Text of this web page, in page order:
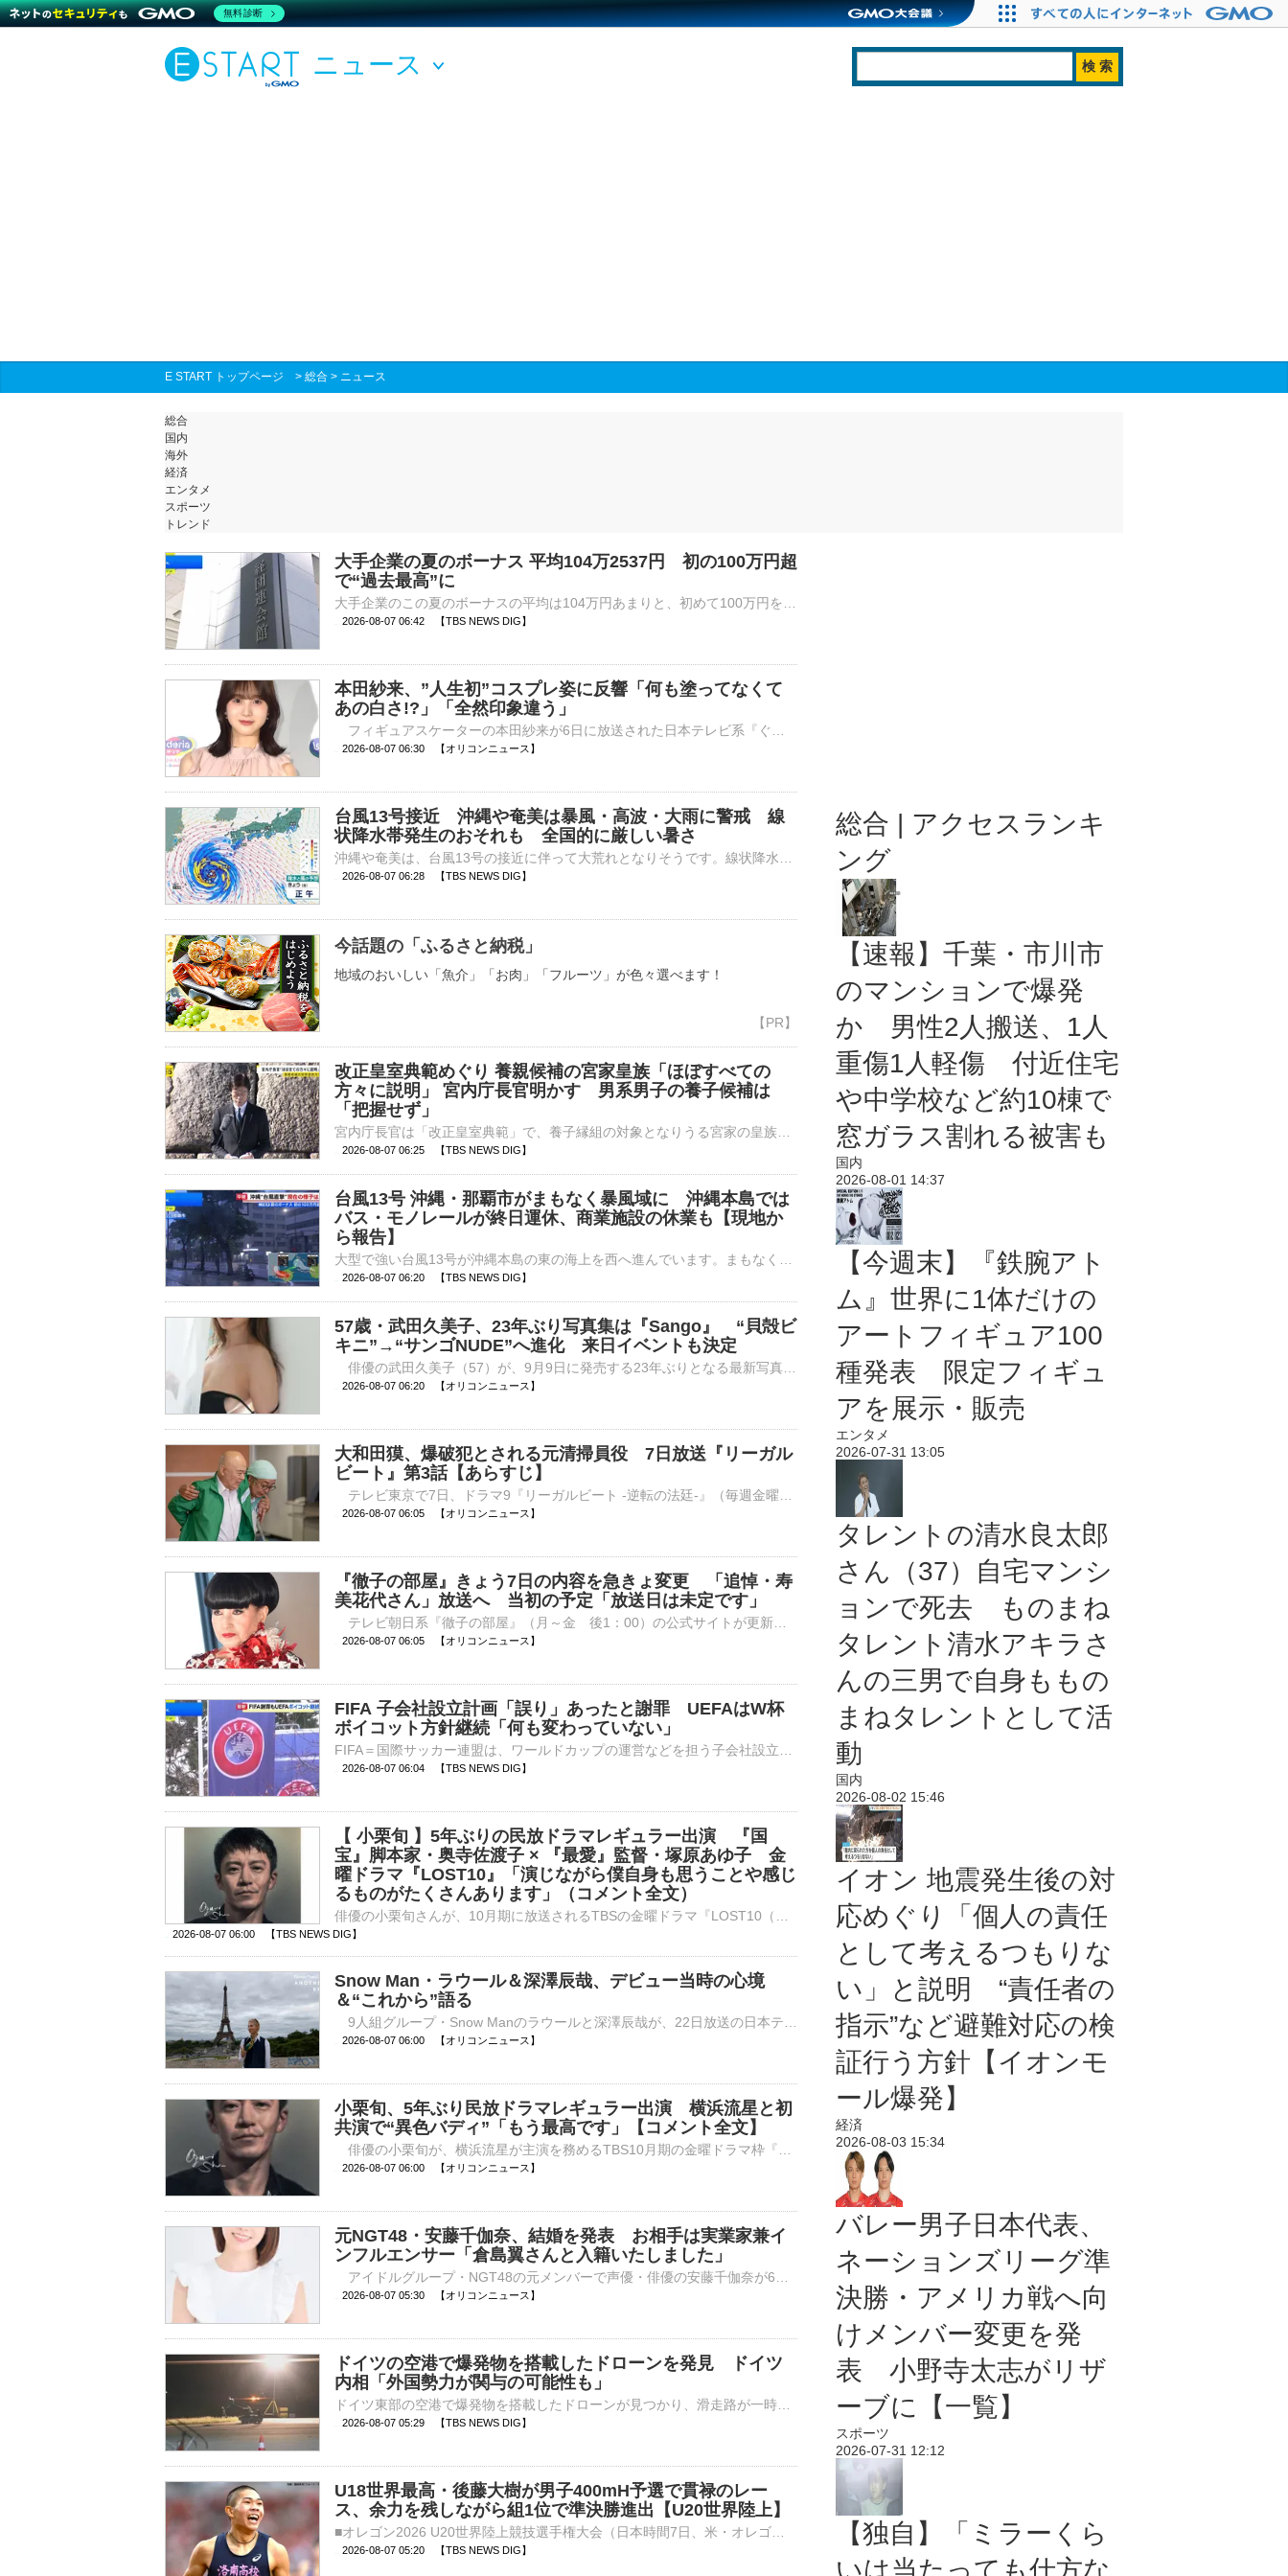
ニュース
E START トップページ > 総合 > ニュース
総合
国内
海外
経済
エンタメ
スポーツ
トレンド
大手企業の夏のボーナス 平均104万2537円 初の100万円超
で“過去最高”に
2026-08-07 06:42 【TBS NEWS DIG】
本田紗来、”人生初”コスプレ姿に反響「何も塗ってなくて
あの白さ!?」「全然印象違う」
2026-08-07 06:30 【オリコンニュース】
台風13号接近 沖縄や奄美は暴風・高波・大雨に警戒 線
状降水帯発生のおそれも 全国的に厳しい暑さ
2026-08-07 06:28 【TBS NEWS DIG】
今話題の「ふるさと納税」
地域のおいしい「魚介」「お肉」「フルーツ」が色々選べます！
改正皇室典範めぐり 養親候補の宮家皇族「ほぼすべての
方々に説明」 宮内庁長官明かす 男系男子の養子候補は
「把握せず」
2026-08-07 06:25 【TBS NEWS DIG】
台風13号 沖縄・那覇市がまもなく暴風域に 沖縄本島では
バス・モノレールが終日運休、商業施設の休業も【現地か
ら報告】
2026-08-07 06:20 【TBS NEWS DIG】
57歳・武田久美子、23年ぶり写真集は『Sango』 “貝殻ビ
キニ”→“サンゴNUDE”へ進化 来日イベントも決定
2026-08-07 06:20 【オリコンニュース】
大和田獏、爆破犯とされる元清掃員役 7日放送『リーガル
ビート』第3話【あらすじ】
2026-08-07 06:05 【オリコンニュース】
『徹子の部屋』きょう7日の内容を急きょ変更 「追悼・寿
美花代さん」放送へ 当初の予定「放送日は未定です」
2026-08-07 06:05 【オリコンニュース】
FIFA 子会社設立計画「誤り」あったと謝罪 UEFAはW杯
ボイコット方針継続「何も変わっていない」
2026-08-07 06:04 【TBS NEWS DIG】
【 小栗旬 】5年ぶりの民放ドラマレギュラー出演 『国
宝』脚本家・奥寺佐渡子 × 『最愛』監督・塚原あゆ子 金
曜ドラマ『LOST10』「演じながら僕自身も思うことや感じ
るものがたくさんあります」（コメント全文）
2026-08-07 06:00 【TBS NEWS DIG】
Snow Man・ラウール＆深澤辰哉、デビュー当時の心境
＆“これから”語る
2026-08-07 06:00 【オリコンニュース】
小栗旬、5年ぶり民放ドラマレギュラー出演 横浜流星と初
共演で“異色バディ”「もう最高です」【コメント全文】
2026-08-07 06:00 【オリコンニュース】
元NGT48・安藤千伽奈、結婚を発表 お相手は実業家兼イ
ンフルエンサー「倉島翼さんと入籍いたしました」
2026-08-07 05:30 【オリコンニュース】
ドイツの空港で爆発物を搭載したドローンを発見 ドイツ
内相「外国勢力が関与の可能性も」
2026-08-07 05:29 【TBS NEWS DIG】
U18世界最高・後藤大樹が男子400mH予選で貫禄のレー
ス、余力を残しながら組1位で準決勝進出【U20世界陸上】
2026-08-07 05:20 【TBS NEWS DIG】
総合 | アクセスランキ
ング
【速報】千葉・市川市
のマンションで爆発
か 男性2人搬送、1人
重傷1人軽傷 付近住宅
や中学校など約10棟で
窓ガラス割れる被害も
国内
2026-08-01 14:37
【今週末】『鉄腕アト
ム』世界に1体だけの
アートフィギュア100
種発表 限定フィギュ
アを展示・販売
エンタメ
2026-07-31 13:05
タレントの清水良太郎
さん（37）自宅マンシ
ョンで死去 ものまね
タレント清水アキラさ
んの三男で自身ももの
まねタレントとして活
動
国内
2026-08-02 15:46
イオン 地震発生後の対
応めぐり「個人の責任
として考えるつもりな
い」と説明 “責任者の
指示”など避難対応の検
証行う方針【イオンモ
ール爆発】
経済
2026-08-03 15:34
バレー男子日本代表、
ネーションズリーグ準
決勝・アメリカ戦へ向
けメンバー変更を発
表 小野寺太志がリザ
ーブに【一覧】
スポーツ
2026-07-31 12:12
【独自】「ミラーくら
いは当たっても仕方な
無料診断